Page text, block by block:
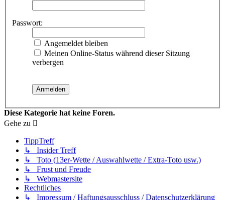
Passwort:
Angemeldet bleiben
Meinen Online-Status während dieser Sitzung
verbergen
Diese Kategorie hat keine Foren.
Gehe zu
TippTreff
↳ Insider Treff
↳ Toto (13er-Wette / Auswahlwette / Extra-Toto usw.)
↳ Frust und Freude
↳ Webmastersite
Rechtliches
↳ Impressum / Haftungsausschluss / Datenschutzerklärung